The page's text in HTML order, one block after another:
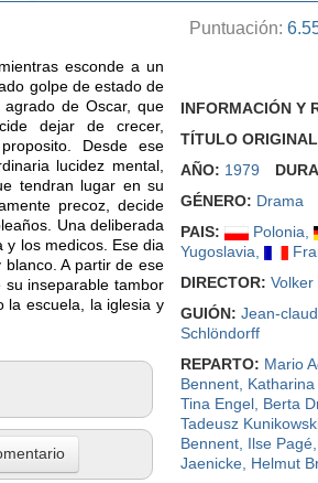
esconde a un
golpe de estado de
de Oscar, que
dejar de crecer,
Desde ese
lucidez mental,
tendran lugar en su
precoz, decide
Una deliberada
y los medicos. Ese dia
A partir de ese
inseparable tambor
la escuela, la iglesia y
Puntuación:
INFORMACIÓN Y
TÍTULO
AÑO: 1979
GÉNERO: Drama
PAIS:
Polonia
Yugoslavia
DIRECTOR:
GUIÓN: Jean-
Schlöndorff
REPARTO: Mario
Bennent
Tina Engel Berta
Tadeusz
Bennent Ilse Pagé
Jaenicke Helmut